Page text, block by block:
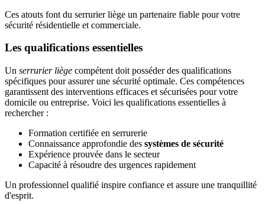
Ces atouts font du serrurier liège un partenaire fiable pour votre
sécurité résidentielle et commerciale.
Les qualifications essentielles
Un serrurier liège compétent doit posséder des qualifications
spécifiques pour assurer une sécurité optimale. Ces compétences
garantissent des interventions efficaces et sécurisées pour votre
domicile ou entreprise. Voici les qualifications essentielles à
rechercher :
Formation certifiée en serrurerie
Connaissance approfondie des systèmes de sécurité
Expérience prouvée dans le secteur
Capacité à résoudre des urgences rapidement
Un professionnel qualifié inspire confiance et assure une tranquillité
d'esprit.